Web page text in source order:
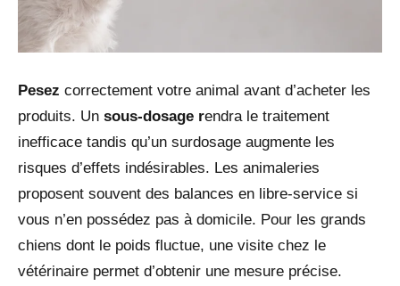
Pesez correctement votre animal avant d’acheter les
produits. Un sous-dosage rendra le traitement
inefficace tandis qu’un surdosage augmente les
risques d’effets indésirables. Les animaleries
proposent souvent des balances en libre-service si
vous n’en possédez pas à domicile. Pour les grands
chiens dont le poids fluctue, une visite chez le
vétérinaire permet d’obtenir une mesure précise.